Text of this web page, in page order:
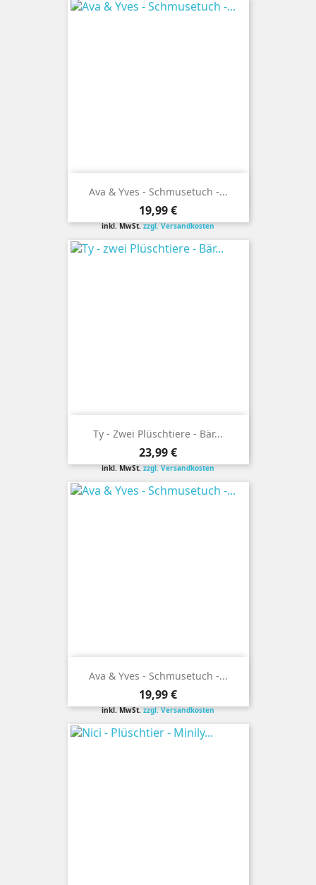
Ava & Yves - Schmusetuch -...
Preis
19,99 €
inkl. MwSt.zzgl. Versandkosten
Ty - Zwei Plüschtiere - Bär...
Preis
23,99 €
inkl. MwSt.zzgl. Versandkosten
Ava & Yves - Schmusetuch -...
Preis
19,99 €
inkl. MwSt.zzgl. Versandkosten